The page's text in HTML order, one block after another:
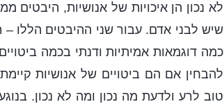
לא נכון הן איכויות של אנושיות, היבטים
שיש לבני אדם. עבור שני ההיבטים הללו –
כמה דוגמאות אמיתיות ודנתי בכמה
להבחין אם הם ביטויים של אנושיות
טוב לרע ולדעת מה נכון ומה לא נכון.